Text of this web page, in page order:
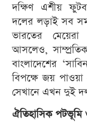
দক্ষিণ এশীয়
দলের লড়াই সব
ভারতের
আসলেও,
বাংলাদেশের
বিপক্ষে জয়
সেখানে এখন দুই
ঐতিহাসিক পটভূমি